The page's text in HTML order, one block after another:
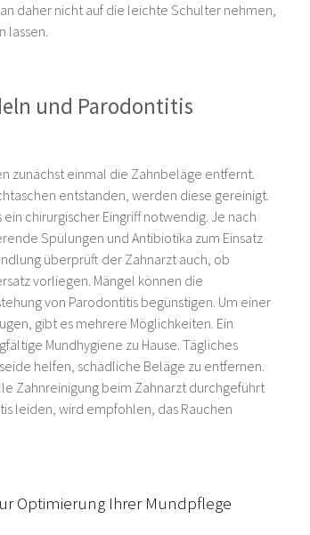
daher nicht auf die leichte Schulter nehmen,
lassen.
und Parodontitis
zunächst einmal die Zahnbeläge entfernt.
entstanden, werden diese gereinigt.
chirurgischer Eingriff notwendig. Je nach
Spülungen und Antibiotika zum Einsatz
überprüft der Zahnarzt auch, ob
vorliegen. Mängel können die
von Parodontitis begünstigen. Um einer
gibt es mehrere Möglichkeiten. Ein
Mundhygiene zu Hause. Tägliches
helfen, schädliche Beläge zu entfernen.
Zahnreinigung beim Zahnarzt durchgeführt
leiden, wird empfohlen, das Rauchen
Optimierung Ihrer Mundpflege